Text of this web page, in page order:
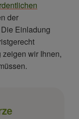
nur
der
Einladung
wir Ihnen,